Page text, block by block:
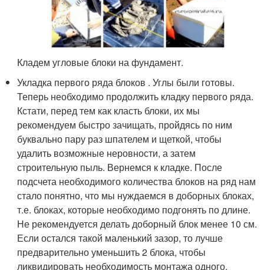
Кладем угловые блоки на фундамент.
Укладка первого ряда блоков . Углы были готовы.
Теперь необходимо продолжить кладку первого ряда.
Кстати, перед тем как класть блоки, их мы
рекомендуем быстро зачищать, пройдясь по ним
буквально пару раз шпателем и щеткой, чтобы
удалить возможные неровности, а затем
строительную пыль. Вернемся к кладке. После
подсчета необходимого количества блоков на ряд нам
стало понятно, что мы нуждаемся в доборных блоках,
т.е. блоках, которые необходимо подгонять по длине.
Не рекомендуется делать доборный блок менее 10 см.
Если остался такой маленький зазор, то лучше
предварительно уменьшить 2 блока, чтобы
ликвидировать необходимость монтажа одного.